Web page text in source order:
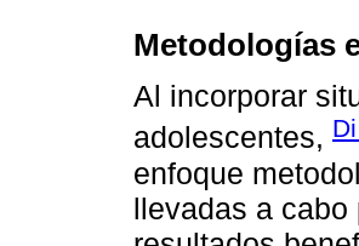
Metodologías
Al incorporar
adolescentes,
enfoque
llevadas a cabo